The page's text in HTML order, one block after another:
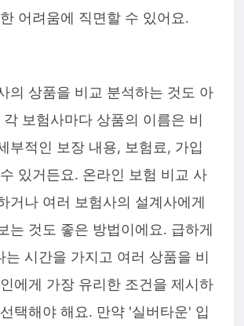
어려움에 직면할 수 있어요.
의 상품을 비교 분석하는 것도 아
보험사마다 상품의 이름은 비
부적인 보장 내용, 보험료, 가입
있거든요. 온라인 보험 비교 사
거나 여러 보험사의 설계사에게
는 것도 좋은 방법이에요. 급하게
는 시간을 가지고 여러 상품을 비
에게 가장 유리한 조건을 제시하
택해야 해요. 만약 '실버타운' 입